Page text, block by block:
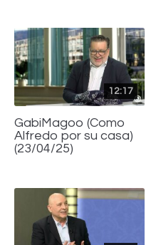
12:17
GabiMagoo (Como
Alfredo por su casa)
(23/04/25)